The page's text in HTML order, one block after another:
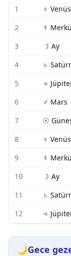
1 ♀ Venüs
2
☿
3
☽ Ay
4
♄
5
♃
6
♂ Mars
7
☉
8
♀ Venüs
9
☿
10
☽ Ay
11
♄
12
♃
🌙Gece